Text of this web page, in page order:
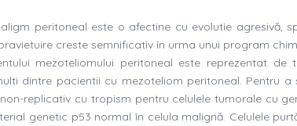
peritoneal este o afectine cu evolutie agresivă,
creste semnificativ în urma unui program
mezoteliomului peritoneal este reprezentat
dintre pacientii cu mezoteliom peritoneal. Pentru
replicativ cu tropism pentru celulele tumorale cu
genetic p53 normal în celula malignă. Celulele